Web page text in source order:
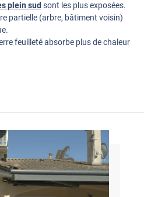
plein sud sont les plus exposées.
partielle (arbre, bâtiment voisin)
feuilleté absorbe plus de chaleur